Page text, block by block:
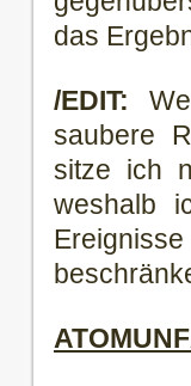
das
/EDIT:
saubere
sitze ich
weshalb